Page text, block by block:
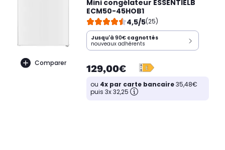
Comparer
Mini congélateur ESSENTIELB
ECM50-45HOB1
4,5/5(25)
Jusqu'à 90€ cagnottés
nouveaux adhérents
129,00€
ou 4x par carte bancaire35,48€
puis 3x 32,25